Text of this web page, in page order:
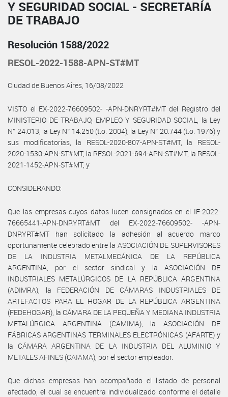
Y SEGURIDAD SOCIAL - SECRETARÍA
DE TRABAJO
Resolución 1588/2022
RESOL-2022-1588-APN-ST#MT
Ciudad de Buenos Aires, 16/08/2022
VISTO el EX-2022-76609502- -APN-DNRYRT#MT del Registro del
MINISTERIO DE TRABAJO, EMPLEO Y SEGURIDAD SOCIAL, la Ley
N° 24.013, la Ley N° 14.250 (t.o. 2004), la Ley N° 20.744 (t.o. 1976) y
sus modificatorias, la RESOL-2020-807-APN-ST#MT, la RESOL-
2020-1530-APN-ST#MT, la RESOL-2021-694-APN-ST#MT, la RESOL-
2021-1452-APN-ST#MT, y
CONSIDERANDO:
Que las empresas cuyos datos lucen consignados en el IF-2022-
76665441-APN-DNRYRT#MT del EX-2022-76609502- -APN-
DNRYRT#MT han solicitado la adhesión al acuerdo marco
oportunamente celebrado entre la ASOCIACIÓN DE SUPERVISORES
DE LA INDUSTRIA METALMECÁNICA DE LA REPÚBLICA
ARGENTINA, por el sector sindical y la ASOCIACIÓN DE
INDUSTRIALES METALÚRGICOS DE LA REPÚBLICA ARGENTINA
(ADIMRA), la FEDERACIÓN DE CÁMARAS INDUSTRIALES DE
ARTEFACTOS PARA EL HOGAR DE LA REPÚBLICA ARGENTINA
(FEDEHOGAR), la CÁMARA DE LA PEQUEÑA Y MEDIANA INDUSTRIA
METALÚRGICA ARGENTINA (CAMIMA), la ASOCIACIÓN DE
FÁBRICAS ARGENTINAS TERMINALES ELECTRÓNICAS (AFARTE) y
la CÁMARA ARGENTINA DE LA INDUSTRIA DEL ALUMINIO Y
METALES AFINES (CAIAMA), por el sector empleador.
Que dichas empresas han acompañado el listado de personal
afectado, el cual se encuentra individualizado conforme el detalle